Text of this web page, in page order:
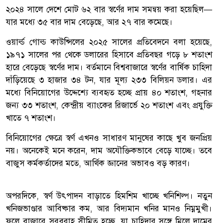
২০২৪ সালে দেশে মোট ৬২ বার স্বর্ণের দাম সমন্বয় করা হয়েছিল—
যার মধ্যে ৩৫ বার দাম বেড়েছে, আর ২৭ বার কমেছে।
ওয়ার্ল্ড গোল্ড কাউন্সিলের ২০২৫ সালের প্রতিবেদনে বলা হয়েছে,
১৯৭১ সালের পর থেকে ডলারের হিসাবে প্রতিবছর গড়ে ৮ শতাংশ
হারে বেড়েছে স্বর্ণের দাম। বর্তমানে বিশ্ববাজারে স্বর্ণের বার্ষিক চাহিদা
দাঁড়িয়েছে ৩ হাজার ৩৪ টন, যার মূল্য ২৩৩ বিলিয়ন ডলার। এর
মধ্যে বিনিয়োগের উদ্দেশ্যে ব্যবহৃত হচ্ছে প্রায় ৪০ শতাংশ, গহনার
জন্য ৩৩ শতাংশ, কেন্দ্রীয় ব্যাংকের রিজার্ভে ২০ শতাংশ এবং প্রযুক্তি
খাতে ৭ শতাংশ।
বিনিয়োগের ক্ষেত্রে স্বর্ণ এখনও সাধারণ মানুষের কাছে খুব জনপ্রিয়
নয়। অনেকেই মনে করেন, দাম অযৌক্তিকভাবে বেড়ে যাচ্ছে। তবে
বাজুস কর্মকর্তাদের মতে, আর্থিক জ্ঞানের অভাবও বড় কারণ।
অপরদিকে, স্বর্ণ উৎপাদন বাড়াতে হিমশিম খাচ্ছে খনিশিল্প। নতুন
খনিজভাণ্ডার আবিষ্কার কম, আর বিদ্যমান খনির মানও নিম্নমুখী।